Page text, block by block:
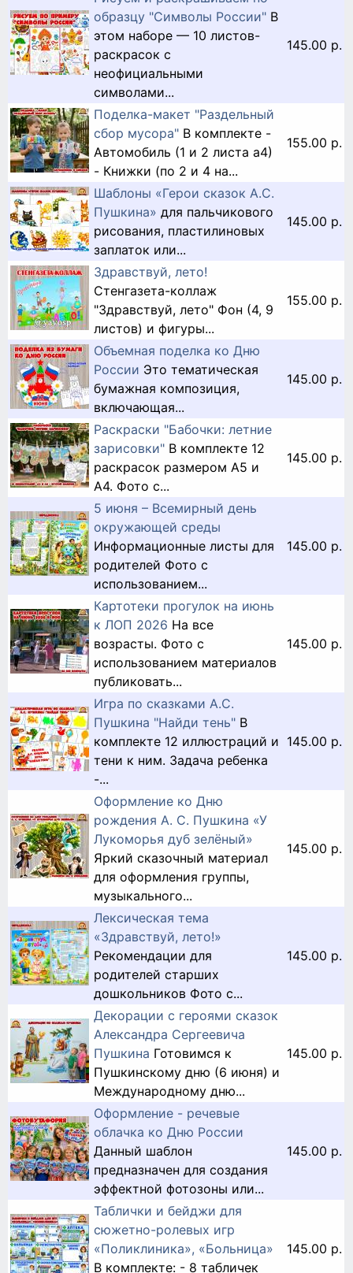
образцу "Символы России" В
этом наборе — 10 листов-
раскрасок с
неофициальными
символами...
145.00 р.
Поделка-макет "Раздельный
сбор мусора" В комплекте -
Автомобиль (1 и 2 листа а4)
- Книжки (по 2 и 4 на...
155.00 р.
Шаблоны «Герои сказок А.С.
Пушкина» для пальчикового
рисования, пластилиновых
заплаток или...
145.00 р.
Здравствуй, лето!
Стенгазета-коллаж
"Здравствуй, лето" Фон (4, 9
листов) и фигуры...
155.00 р.
Объемная поделка ко Дню
России Это тематическая
бумажная композиция,
включающая...
145.00 р.
Раскраски "Бабочки: летние
зарисовки" В комплекте 12
раскрасок размером A5 и
A4. Фото с...
145.00 р.
5 июня – Всемирный день
окружающей среды
Информационные листы для
родителей Фото с
использованием...
145.00 р.
Картотеки прогулок на июнь
к ЛОП 2026 На все
возрасты. Фото с
использованием материалов
публиковать...
145.00 р.
Игра по сказками А.С.
Пушкина "Найди тень" В
комплекте 12 иллюстраций и
тени к ним. Задача ребенка
-...
145.00 р.
Оформление ко Дню
рождения А. С. Пушкина «У
Лукоморья дуб зелёный»
Яркий сказочный материал
для оформления группы,
музыкального...
145.00 р.
Лексическая тема
«Здравствуй, лето!»
Рекомендации для
родителей старших
дошкольников Фото с...
145.00 р.
Декорации с героями сказок
Александра Сергеевича
Пушкина Готовимся к
Пушкинскому дню (6 июня) и
Международному дню...
145.00 р.
Оформление - речевые
облачка ко Дню России
Данный шаблон
предназначен для создания
эффектной фотозоны или...
145.00 р.
Таблички и бейджи для
сюжетно-ролевых игр
«Поликлиника», «Больница»
В комплекте: - 8 табличек
145.00 р.